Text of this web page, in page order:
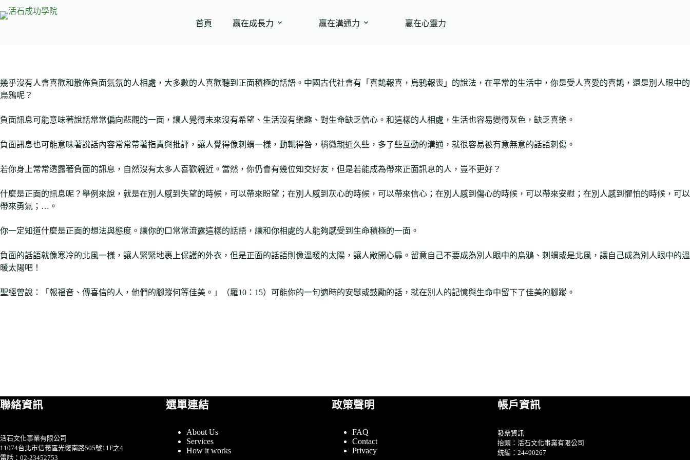
至
首頁 贏在成長力 贏在溝通力 贏在心靈力
幾乎沒有人會喜歡和散佈負面氣氛的人相處，大多數的人喜歡聽到正面積極的話語。中國古代社會有「喜鵲報喜，烏鴉報喪」的說法，在平常的生活中，你是受人喜愛的喜鵲，還是別人眼中的
烏鴉呢？
負面訊息可能意味著說話常常偏向悲觀的一面，讓人覺得未來沒有希望、生活沒有樂趣、對生命缺乏信心。和這樣的人相處，生活也容易變得灰色，缺乏喜樂。
負面訊息也可能意味著說話內容常常帶著指責與批評，讓人覺得像刺蝟一樣，動輒得咎，稍微親近久些，多了些互動的溝通，就很容易被有意無意的話語刺傷。
若你身上常常透露著負面的訊息，自然沒有太多人喜歡親近。當然，你仍會有幾位知交好友，但是若能成為帶來正面訊息的人，豈不更好？
什麼是正面的訊息呢？舉例來說，就是在別人感到失望的時候，可以帶來盼望；在別人感到灰心的時候，可以帶來信心；在別人感到傷心的時候，可以帶來安慰；在別人感到懼怕的時候，可以
帶來勇氣；…。
你一定知道什麼是正面的想法與態度。讓你的口常常流露這樣的話語，讓和你相處的人能夠感受到生命積極的一面。
負面的話語就像寒冷的北風一樣，讓人緊緊地裹上保護的外衣，但是正面的話語則像溫暖的太陽，讓人敞開心扉。留意自己不要成為別人眼中的烏鴉、刺蝟或是北風，讓自己成為別人眼中的溫
暖太陽吧！
聖經曾說：「報福音、傳喜信的人，他們的腳蹤何等佳美。」（羅10：15）可能你的一句適時的安慰或鼓勵的話，就在別人的記憶與生命中留下了佳美的腳蹤。
聯絡資訊
活石文化事業有限公司
11074台北市信義區光復南路505號11F之4
電話：02-23452753
選單連結
About Us
Services
How it works
政策聲明
FAQ
Contact
Privacy
帳戶資訊
發票資訊
抬頭：活石文化事業有限公司
統編：24490267